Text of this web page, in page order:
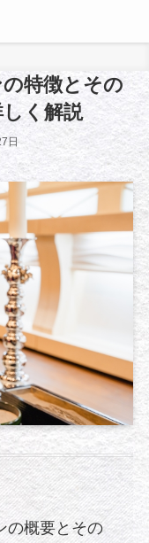
特徴とその
く解説
日
の概要とその